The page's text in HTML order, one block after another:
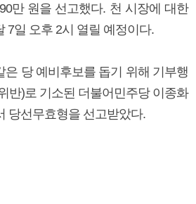
만 원을 선고했다. 천 시장에 대한
7일 오후 2시 열릴 예정이다.
은 당 예비후보를 돕기 위해 기부행
반)로 기소된 더불어민주당 이종화
당선무효형을 선고받았다.